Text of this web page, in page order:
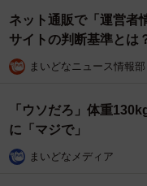
ネット通販で「運営
サイトの判断基準とは
まいどなニュース情報部
「ウソだろ」体重
に「マジで」
まいどなメディア